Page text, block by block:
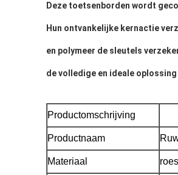
Deze toetsenborden wordt
Hun ontvankelijke kernactie
en polymeer de sleutels
de volledige en ideale
Productomschrijving
Productnaam
Materiaal